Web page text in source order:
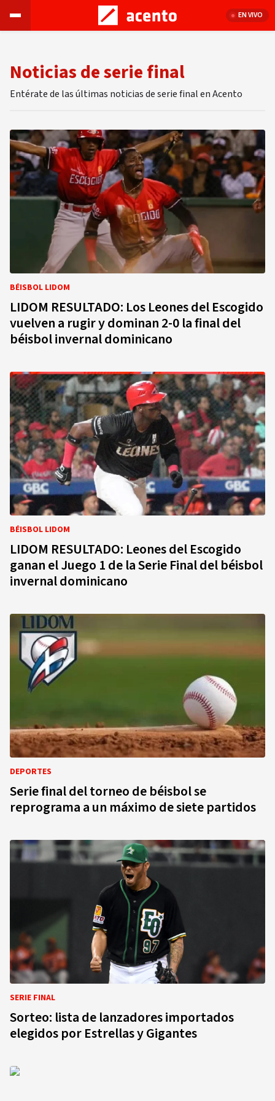
EN VIVO
Noticias de serie final
Entérate de las últimas noticias de serie final en Acento
BÉISBOL LIDOM
LIDOM RESULTADO: Los Leones del Escogido
vuelven a rugir y dominan 2-0 la final del
béisbol invernal dominicano
BÉISBOL LIDOM
LIDOM RESULTADO: Leones del Escogido
ganan el Juego 1 de la Serie Final del béisbol
invernal dominicano
DEPORTES
Serie final del torneo de béisbol se
reprograma a un máximo de siete partidos
SERIE FINAL
Sorteo: lista de lanzadores importados
elegidos por Estrellas y Gigantes